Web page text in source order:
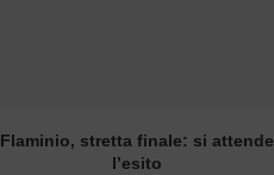
Flaminio, stretta finale: si attende
l’esito